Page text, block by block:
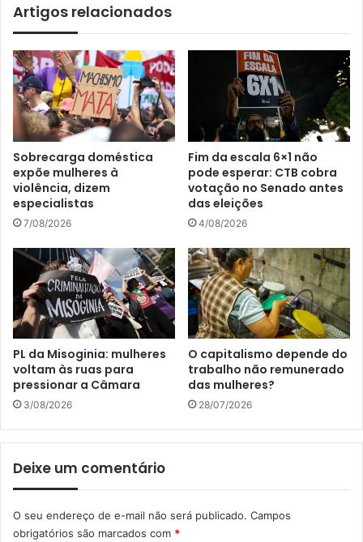
Artigos relacionados
Sobrecarga doméstica
expõe mulheres à
violência, dizem
especialistas
7/08/2026
Fim da escala 6×1 não
pode esperar: CTB cobra
votação no Senado antes
das eleições
4/08/2026
PL da Misoginia: mulheres
voltam às ruas para
pressionar a Câmara
3/08/2026
O capitalismo depende do
trabalho não remunerado
das mulheres?
28/07/2026
Deixe um comentário
O seu endereço de e-mail não será publicado. Campos
obrigatórios são marcados com *